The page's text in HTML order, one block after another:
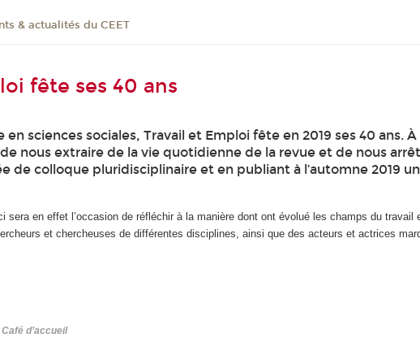
& actualités du CEET
fête ses 40 ans
sciences sociales, Travail et Emploi fête en 2019 ses 40 ans.
nous extraire de la vie quotidienne de la revue et de nous
de colloque pluridisciplinaire et en publiant à l’automne 2019
sera en effet l’occasion de réfléchir à la manière dont ont évolué les champs du
et chercheuses de différentes disciplines, ainsi que des acteurs et actrices
Café d’accueil